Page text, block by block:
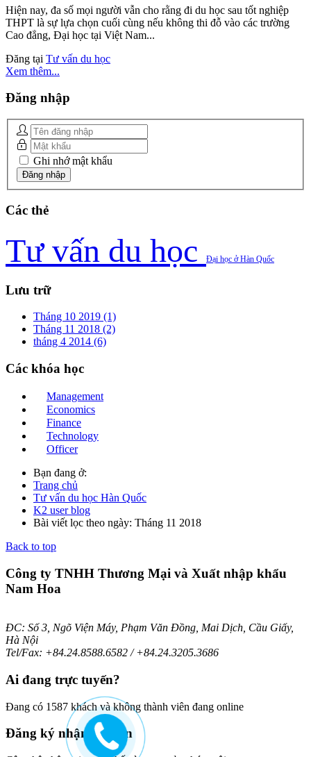
Hiện nay, đa số mọi người vẫn cho rằng đi du học sau tốt nghiệp
THPT là sự lựa chọn cuối cùng nếu không thi đỗ vào các trường
Cao đẳng, Đại học tại Việt Nam...
Đăng tại Tư vấn du học
Xem thêm...
Đăng nhập
Ghi nhớ mật khẩu
Các thẻ
Tư vấn du học Đại học ở Hàn Quốc
Lưu trữ
Tháng 10 2019 (1)
Tháng 11 2018 (2)
tháng 4 2014 (6)
Các khóa học
Management
Economics
Finance
Technology
Officer
Bạn đang ở:
Trang chủ
Tư vấn du học Hàn Quốc
K2 user blog
Bài viết lọc theo ngày: Tháng 11 2018
Back to top
Công ty TNHH Thương Mại và Xuất nhập khẩu
Nam Hoa
ĐC: Số 3, Ngõ Viện Máy, Phạm Văn Đồng, Mai Dịch, Cầu Giấy,
Hà Nội
Tel/Fax: +84.24.8588.6582 / +84.24.3205.3686
Ai đang trực tuyến?
Đang có 1587 khách và không thành viên đang online
Đăng ký nhận bản tin